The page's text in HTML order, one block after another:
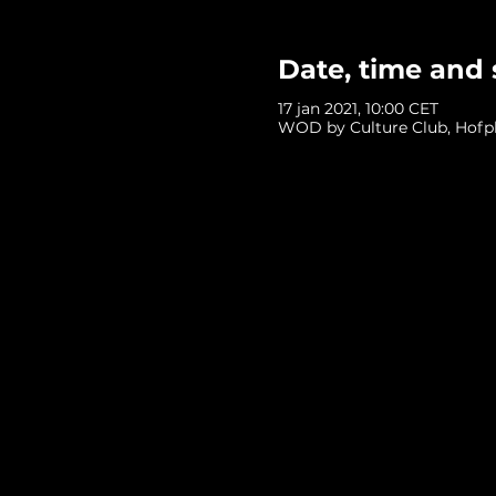
Date, time
17 jan 2021, 10:00 CET
WOD by Culture Club,